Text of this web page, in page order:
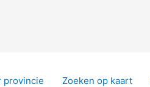
provincie Zoeken op kaart